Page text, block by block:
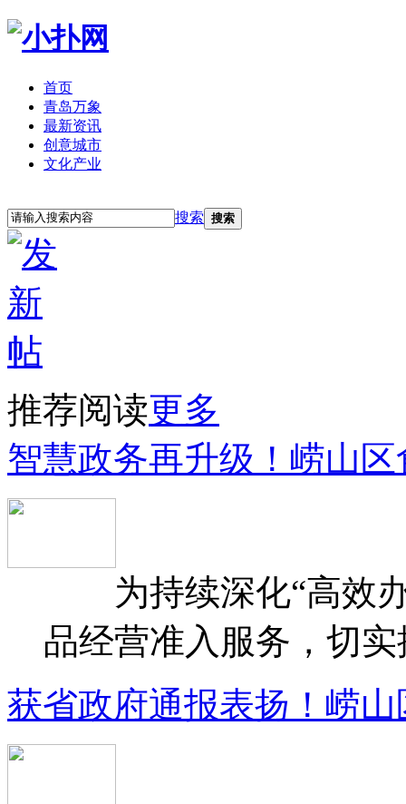
首页
青岛万象
最新资讯
创意城市
文化产业
搜索 搜索
推荐阅读更多
智慧政务再升级！崂山
为持续深化“高效办
品经营准入服务，切
获省政府通报表扬！崂